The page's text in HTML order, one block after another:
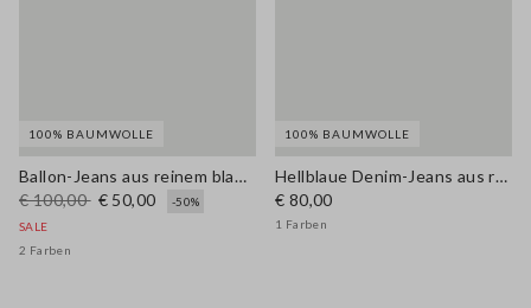
100% BAUMWOLLE
Ballon-Jeans aus reinem blauen Denim mit regularer Passform
€ 100,00 € 50,00
-50%
SALE
2 Farben
100% BAUMWOLLE
Hellblaue Denim-Jeans aus reiner Baumwolle im Balloon Fit
€ 80,00
1 Farben